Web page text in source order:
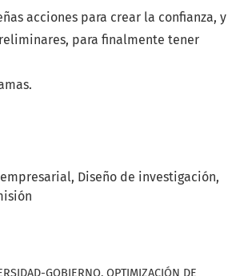
Diseño de investigación
acciones para crear la confianza, y
para finalmente tener